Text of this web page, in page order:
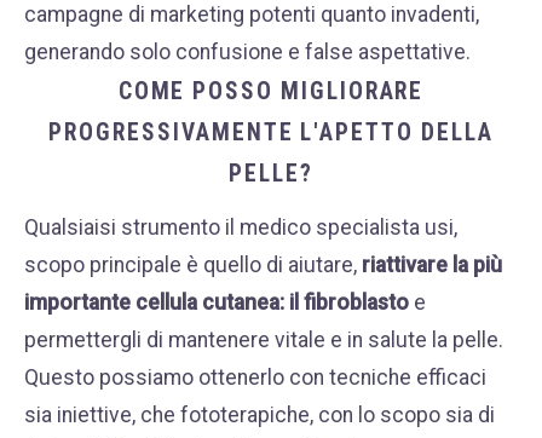
campagne di marketing potenti quanto invadenti,
COME POSSO MIGLIORARE
PROGRESSIVAMENTE L'APETTO DELLA
PELLE?
Qualsiaisi strumento il medico specialista usi,
scopo principale è quello di aiutare, riattivare la più
importante cellula cutanea: il fibroblasto e
permettergli di mantenere vitale e in salute la pelle.
Questo possiamo ottenerlo con tecniche efficaci
sia iniettive, che fototerapiche, con lo scopo sia di